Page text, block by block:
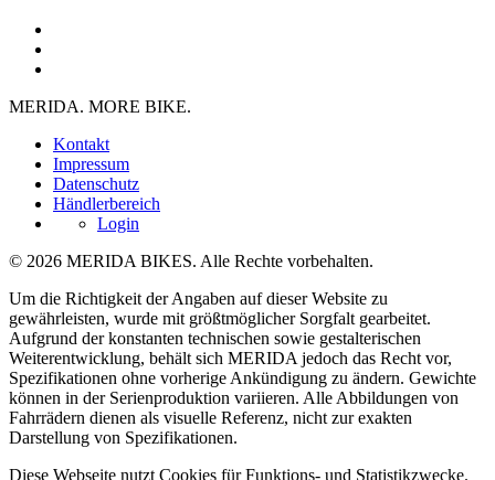
MERIDA. MORE BIKE.
Kontakt
Impressum
Datenschutz
Händlerbereich
Login
© 2026 MERIDA BIKES. Alle Rechte vorbehalten.
Um die Richtigkeit der Angaben auf dieser Website zu
gewährleisten, wurde mit größtmöglicher Sorgfalt gearbeitet.
Aufgrund der konstanten technischen sowie gestalterischen
Weiterentwicklung, behält sich MERIDA jedoch das Recht vor,
Spezifikationen ohne vorherige Ankündigung zu ändern. Gewichte
können in der Serienproduktion variieren. Alle Abbildungen von
Fahrrädern dienen als visuelle Referenz, nicht zur exakten
Darstellung von Spezifikationen.
Diese Webseite nutzt Cookies für Funktions- und Statistikzwecke.